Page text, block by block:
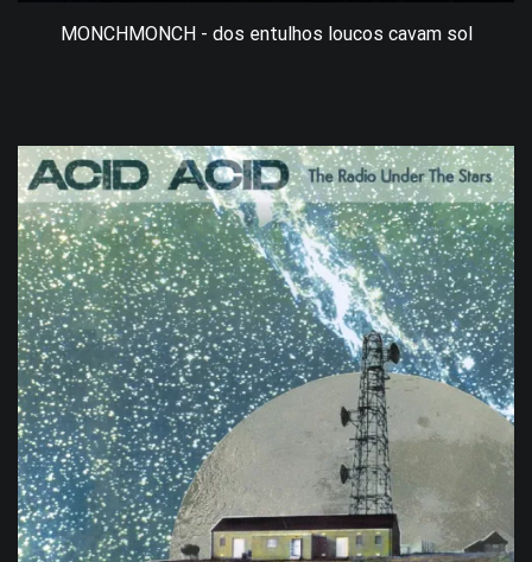
MONCHMONCH - dos entulhos loucos cavam sol